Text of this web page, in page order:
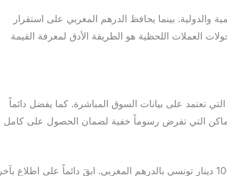
والدولية. بينما يحافظ الدرهم المغربي على استقرار
العملات اللحظية هو الطريقة الأدق لمعرفة القيمة
تعتمد على بيانات السوق المباشرة. كما يفضل دائماً
التي تفرض رسوماً خفية لضمان الحصول على كامل
في الختام، نأمل أن يكون هذا المقال قد ساعدك في معرفة قيمة 100 دينار تونسي بالدرهم المغربي. ابقَ دائماً على اطلاع بآخر